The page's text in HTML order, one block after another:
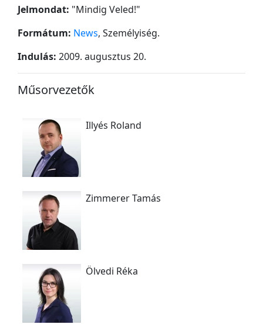
Jelmondat: "Mindig Veled!"
Formátum: News, Személyiség.
Indulás: 2009. augusztus 20.
Műsorvezetők
Illyés Roland
Zimmerer Tamás
Ölvedi Réka